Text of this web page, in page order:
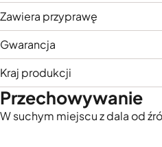
Zawiera przyprawę
Gwarancja
Kraj produkcji
Przechowywanie
W suchym miejscu z dala od